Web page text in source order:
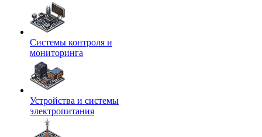
Системы контроля и
мониторинга
Устройства и системы
электропитания